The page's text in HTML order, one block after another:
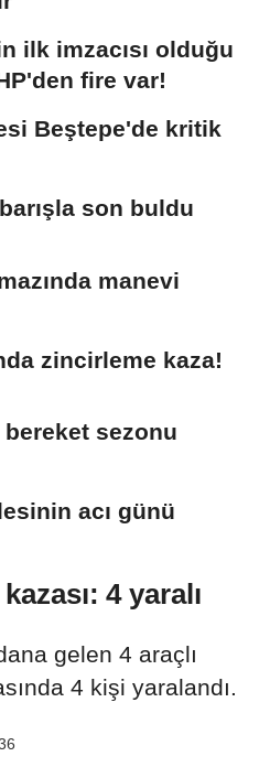
ilk imzacısı olduğu
fire var!
Beştepe'de kritik
son buldu
manevi
zincirleme kaza!
sezonu
acı günü
4 yaralı
gelen 4 araçlı
4 kişi yaralandı.